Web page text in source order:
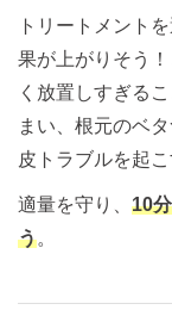
トリートメント
果が上がりそう
く放置しすぎる
まい、根元のベ
皮トラブルを起
適量を守り、 10
う。